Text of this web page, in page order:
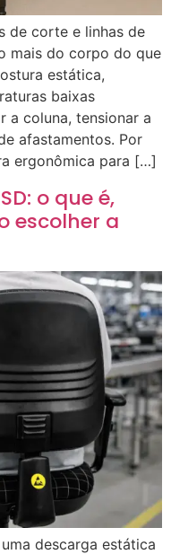
de corte e linhas de
mais do corpo do que
estática,
baixas
a coluna, tensionar a
afastamentos. Por
ergonômica para […]
o que é,
escolher a
descarga estática